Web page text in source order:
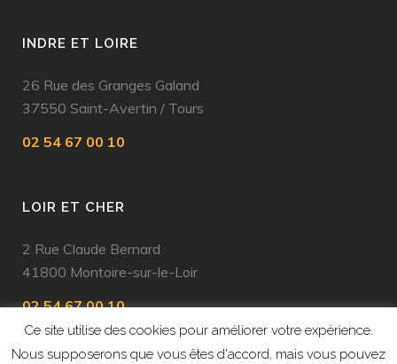
INDRE ET LOIRE
26 Rue des Granges Galand
37550 Saint-Avertin / Tours
02 54 67 00 10
LOIR ET CHER
2 Rue Claude Bernard
41800 Montoire-sur-le-Loir
02 54 67 00 10
Ce site utilise des cookies pour améliorer votre expérience.
Nous supposerons que vous êtes d'accord, mais vous pouvez